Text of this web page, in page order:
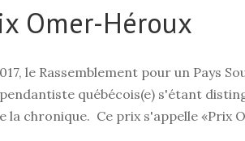
Omer-Héroux
le Rassemblement pour un Pays
québécois(e) s'étant
la chronique. Ce prix s'appelle «Prix